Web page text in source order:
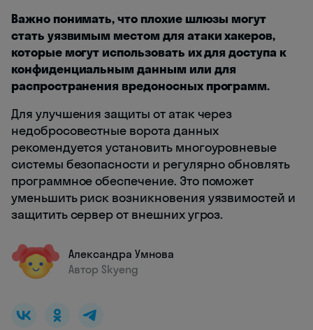
Важно понимать, что плохие шлюзы могут
стать уязвимым местом для атаки хакеров,
которые могут использовать их для доступа к
конфиденциальным данным или для
распространения вредоносных программ.
Для улучшения защиты от атак через
недобросовестные ворота данных
рекомендуется установить многоуровневые
системы безопасности и регулярно обновлять
программное обеспечение. Это поможет
уменьшить риск возникновения уязвимостей и
защитить сервер от внешних угроз.
Александра Умнова
Автор Skyeng